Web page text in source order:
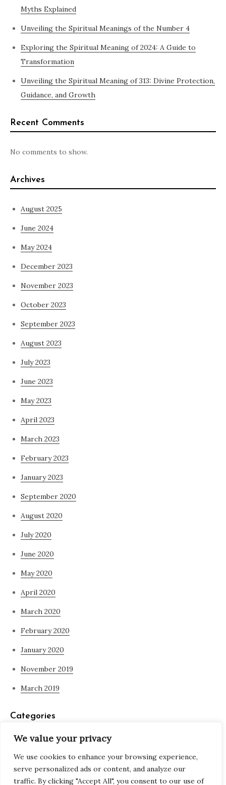
We value your privacy
We use cookies to enhance your browsing experience,
serve personalized ads or content, and analyze our
traffic. By clicking "Accept All", you consent to our use of
Myths Explained
Unveiling the Spiritual Meanings of the Number 4
Exploring the Spiritual Meaning of 2024: A Guide to
Transformation
Unveiling the Spiritual Meaning of 313: Divine Protection,
Guidance, and Growth
Recent Comments
No comments to show.
Archives
August 2025
June 2024
May 2024
December 2023
November 2023
October 2023
September 2023
August 2023
July 2023
June 2023
May 2023
April 2023
March 2023
February 2023
January 2023
September 2020
August 2020
July 2020
June 2020
May 2020
April 2020
March 2020
February 2020
January 2020
November 2019
March 2019
Categories
what is spirituality